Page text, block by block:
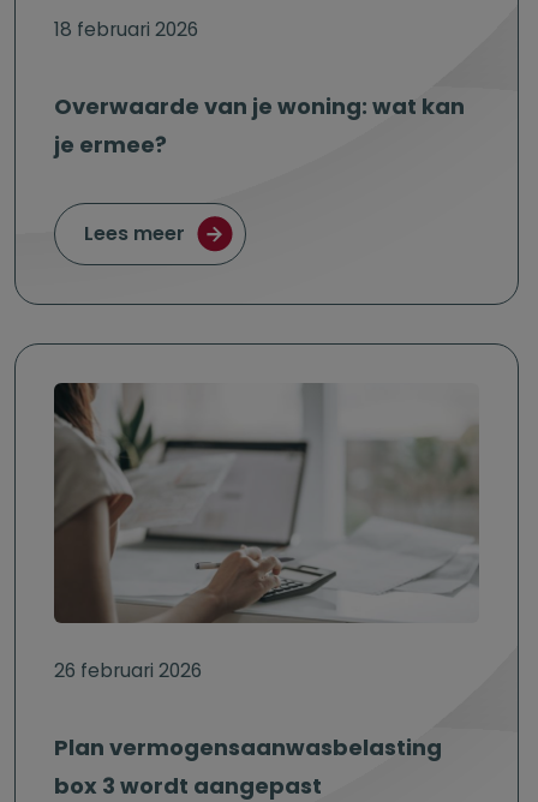
18 februari 2026
Overwaarde van je woning: wat kan
je ermee?
Lees meer over Overwaarde van je woning:
26 februari 2026
Plan vermogensaanwasbelasting
box 3 wordt aangepast